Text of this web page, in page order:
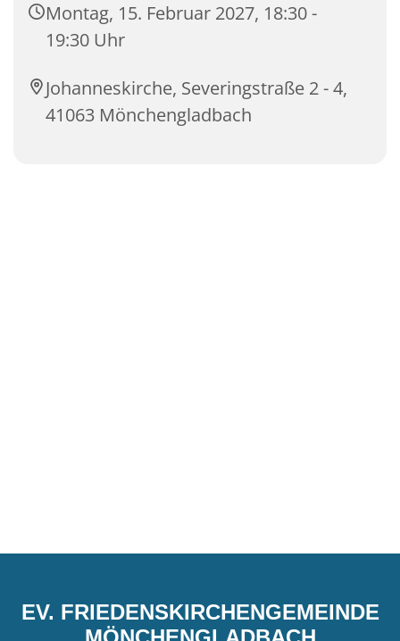
Montag, 15. Februar 2027, 18:30 -
19:30 Uhr
Johanneskirche, Severingstraße 2 - 4,
41063 Mönchengladbach
EV. FRIEDENSKIRCHENGEMEINDE